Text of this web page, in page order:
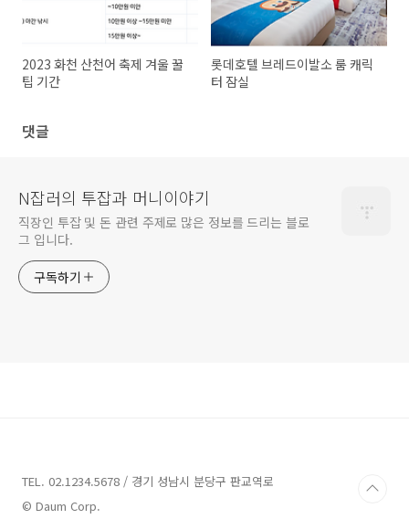
2023 화천 산천어 축제 겨울 꿀
팁 기간
롯데호텔 브레드이발소 룸 캐릭
터 잠실
댓글
N잡러의 투잡과 머니이야기
직장인 투잡 및 돈 관련 주제로 많은 정보를 드리는 블로
그 입니다.
구독하기
TEL. 02.1234.5678 / 경기 성남시 분당구 판교역로
© Daum Corp.